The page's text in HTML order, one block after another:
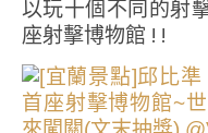
以玩十個不同的射
座射擊博物館 ! !